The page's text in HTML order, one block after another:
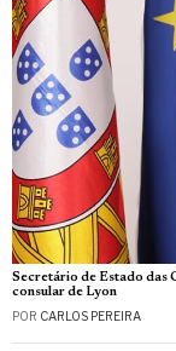
Secretário de Estado das
consular de Lyon
POR CARLOS PEREIRA